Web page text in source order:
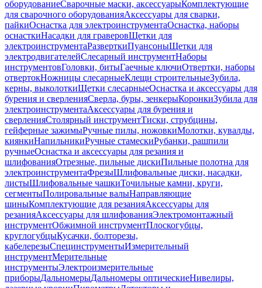
оборудованиеСварочные маски, аксессуарыКомплектующие
для сварочного оборудованияАксессуары для сварки,
пайкиОснастка для электроинструментаОснастка, наборы
оснасткиНасадки для граверовЩетки для
электроинструментаРазверткиПуансоныЩетки для
электродвигателейСлесарный инструментНаборы
инструментовГоловки, битыГаечные ключиОтвертки, наборы
отвертокНожницы слесарныеКлещи строительныеЗубила,
керны, выколоткиЩетки слесарныеОснастка и аксессуары для
бурения и сверленияСверла, буры, зенкерыКоронкиЗубила для
электроинструментаАксессуары для бурения и
сверленияСтолярный инструментТиски, струбцины,
гейферные зажимыРучные пилы, ножовкиМолотки, кувалды,
киянкиНапильникиРучные стамескиРубанки, рашпили
ручныеОснастка и аксессуары для резания и
шлифованияОтрезные, пильные дискиПильные полотна для
электроинструментаФрезыШлифовальные диски, насадки,
листыШлифовальные чашкиТочильные камни, круги,
сегментыПолировальные валыНаправляющие
шиныКомплектующие для резанияАксессуары для
резанияАксессуары для шлифованияЭлектромонтажный
инструментОбжимной инструментПлоскогубцы,
круглогубцыКусачки, болторезы,
кабелерезыСпецинструментыИзмерительный
инструментМерительные
инструментыЭлектроизмерительные
приборыДальномерыДальномеры оптическиеНивелиры,